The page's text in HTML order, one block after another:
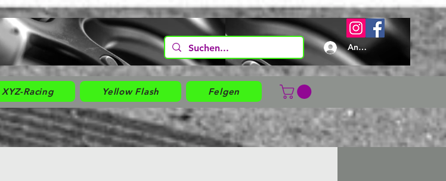
Anmelden
XYZ-Racing Yellow Flash Felgen